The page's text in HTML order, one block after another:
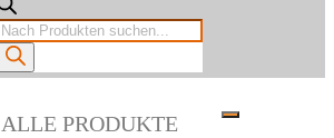
ALLE PRODUKTE